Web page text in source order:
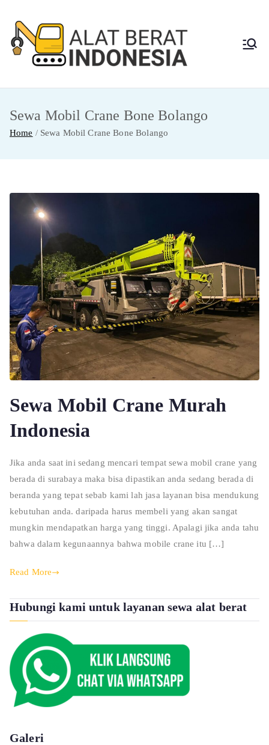
content
Berat
Indon
Jasa Sewa Alat
Sewa Mobil Crane Bone Bolango
Home Sewa Mobil Crane Bone Bolango
Sewa Mobil Crane Murah
Indonesia
Jika anda saat ini sedang mencari tempat sewa mobil crane yang
berada di surabaya maka bisa dipastikan anda sedang berada di
beranda yang tepat sebab kami lah jasa layanan bisa mendukung
kebutuhan anda. daripada harus membeli yang akan sangat
mungkin mendapatkan harga yang tinggi. Apalagi jika anda tahu
bahwa dalam kegunaannya bahwa mobile crane itu […]
Read More
Hubungi kami untuk layanan sewa alat berat
Galeri